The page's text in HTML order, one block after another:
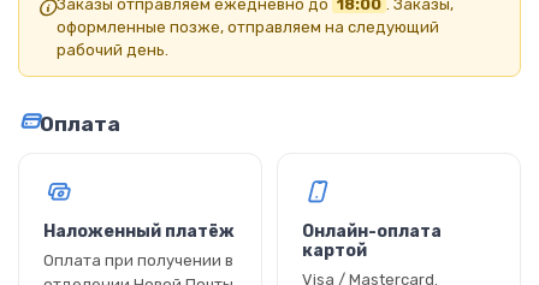
Заказы отправляем ежедневно до 18:00 . Заказы,
оформленные позже, отправляем на следующий
рабочий день.
Оплата
Наложенный платёж
Оплата при получении в
Онлайн-оплата
картой
Visa / Mastercard.